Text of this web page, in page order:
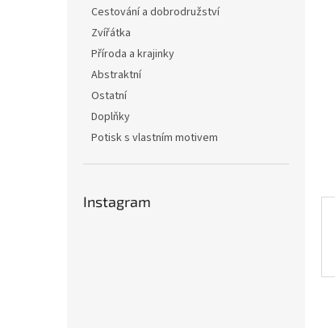
Cestování a dobrodružství
Zvířátka
Příroda a krajinky
Abstraktní
Ostatní
Doplňky
Potisk s vlastním motivem
Instagram